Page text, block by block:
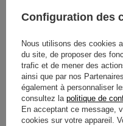
pensée pour résister à
Le choix de la taille Large
parfaite avec les
dimensions similaires.
maintenir unmaintien
compétitions ou journées
Configuration des
Nous utilisons des cookies
du site, de proposer des
trafic et de mener des
ainsi que par nos
également à personnaliser
consultez la politique de
En acceptant ce message,
cookies sur votre appareil.